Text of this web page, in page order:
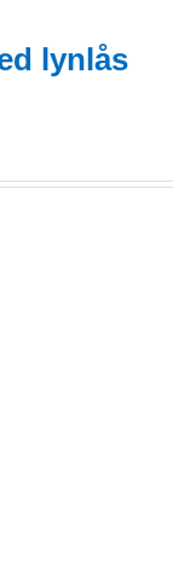
lynlås